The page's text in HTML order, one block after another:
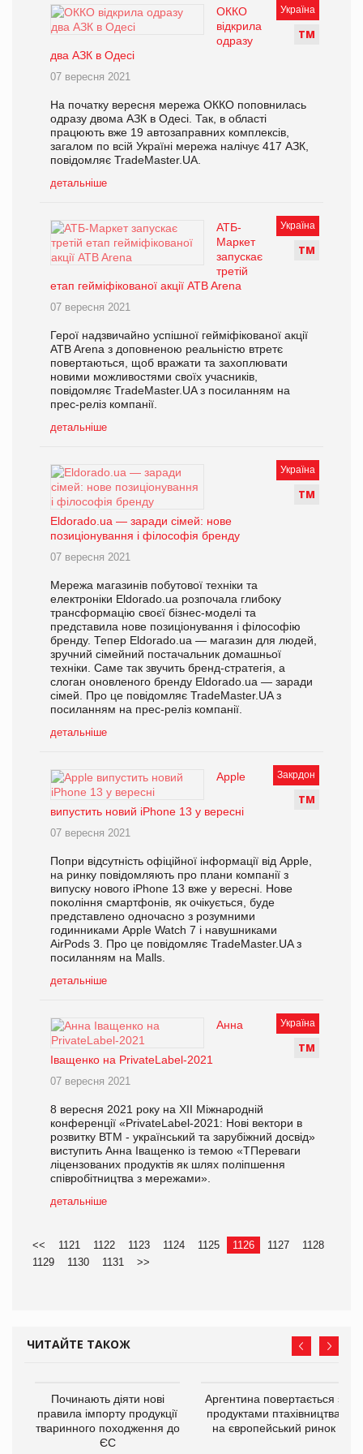
Україна
ТМ
ОККО
відкрила
одразу
два АЗК в Одесі
07 вересня 2021
На початку вересня мережа ОККО поповнилась
одразу двома АЗК в Одесі. Так, в області
працюють вже 19 автозаправних комплексів,
загалом по всій Україні мережа налічує 417 АЗК,
повідомляє TradeMaster.UA.
детальніше
Україна
ТМ
АТБ-
Маркет
запускає
третій
етап гейміфікованої акції АТB Arena
07 вересня 2021
Герої надзвичайно успішної гейміфікованої акції
ATB Arena з доповненою реальністю втретє
повертаються, щоб вражати та захоплювати
новими можливостями своїх учасників,
повідомляє TradeMaster.UA з посиланням на
прес-реліз компанії.
детальніше
Україна
ТМ
Eldorado.ua — заради сімей: нове
позиціонування і філософія бренду
07 вересня 2021
Мережа магазинів побутової техніки та
електроніки Eldorado.ua розпочала глибоку
трансформацію своєї бізнес-моделі та
представила нове позиціонування і філософію
бренду. Тепер Eldorado.ua — магазин для людей,
зручний сімейний постачальник домашньої
техніки. Саме так звучить бренд-стратегія, а
слоган оновленого бренду Eldorado.ua — заради
сімей. Про це повідомляє TradeMaster.UA з
посиланням на прес-реліз компанії.
детальніше
Закрдон
ТМ
Apple
випустить новий iPhone 13 у вересні
07 вересня 2021
Попри відсутність офіційної інформації від Apple,
на ринку повідомляють про плани компанії з
випуску нового iPhone 13 вже у вересні. Нове
покоління смартфонів, як очікується, буде
представлено одночасно з розумними
годинниками Apple Watch 7 і навушниками
AirPods 3. Про це повідомляє TradeMaster.UA з
посиланням на Malls.
детальніше
Україна
ТМ
Анна
Іващенко на PrivateLabel-2021
07 вересня 2021
8 вересня 2021 року на ХІІ Міжнародній
конференції «PrivateLabel-2021: Нові вектори в
розвитку ВТМ - український та зарубіжний досвід»
виступить Анна Іващенко із темою «ТПереваги
ліцензованих продуктів як шлях поліпшення
співробітництва з мережами».
детальніше
<< 1121 1122 1123 1124 1125 1126 1127
1128
1129
1130 1131 >>
ЧИТАЙТЕ ТАКОЖ
Починають діяти нові
правила імпорту продукції
тваринного походження до
ЄС
Аргентина повертається з
продуктами птахівництва
на європейський ринок